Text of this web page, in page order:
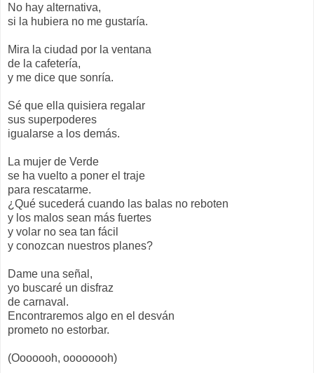
No hay alternativa,
si la hubiera no me gustaría.
Mira la ciudad por la ventana
de la cafetería,
y me dice que sonría.
Sé que ella quisiera regalar
sus superpoderes
igualarse a los demás.
La mujer de Verde
se ha vuelto a poner el traje
para rescatarme.
¿Qué sucederá cuando las balas no reboten
y los malos sean más fuertes
y volar no sea tan fácil
y conozcan nuestros planes?
Dame una señal,
yo buscaré un disfraz
de carnaval.
Encontraremos algo en el desván
prometo no estorbar.
(Ooooooh, oooooooh)